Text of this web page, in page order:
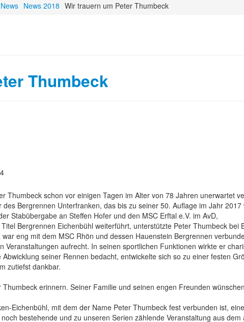
News News 2018 Wir trauern um Peter Thumbeck
Thumbeck
Thumbeck schon vor einigen Tagen im Alter von 78 Jahren unerwartet
Bergrennen Unterfranken, das bis zu seiner 50. Auflage im Jahr
Stabübergabe an Steffen Hofer und den MSC Erftal e.V. im AvD,
Bergrennen Eichenbühl weiterführt, unterstützte Peter Thumbeck bei
eng mit dem MSC Rhön und dessen Hauenstein Bergrennen
Veranstaltungen aufrecht. In seinen sportlichen Funktionen wirkte er
seiner Rennen bedacht, entwickelte sich so zu einer festen
zutiefst dankbar.
erinnern. Seiner Familie und seinen engen Freunden
Eichenbühl, mit dem der Name Peter Thumbeck fest verbunden ist,
bestehende und zu unseren Serien zählende Veranstaltung aus